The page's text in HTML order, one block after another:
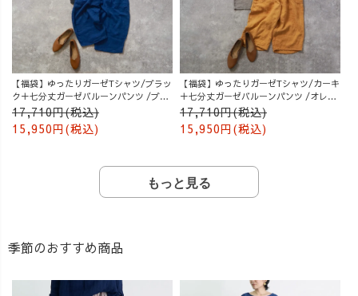
【福袋】ゆったりガーゼTシャツ/ブラッ
ク＋七分丈ガーゼバルーンパンツ /ブル
ー
17,710円(税込)
15,950円(税込)
【福袋】ゆったりガーゼTシャツ/カーキ
＋七分丈ガーゼバルーンパンツ /オレン
ジ
17,710円(税込)
15,950円(税込)
もっと見る
季節のおすすめ商品